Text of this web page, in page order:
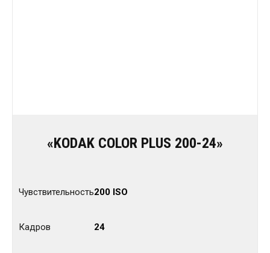
«KODAK COLOR PLUS 200-24»
Чувствительность200 ISO
Кадров 24